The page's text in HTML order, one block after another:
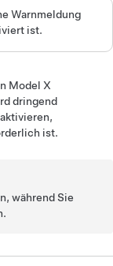
Warnmeldung
ist.
Model X
dringend
ist.
während Sie